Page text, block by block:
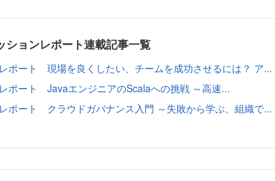
ションレポート連載記事一覧
ポート 現場を良くしたい、チームを成功させるには？ ア...
ポート JavaエンジニアのScalaへの挑戦 ～高速...
ポート クラウドガバナンス入門 ～失敗から学ぶ、組織で...